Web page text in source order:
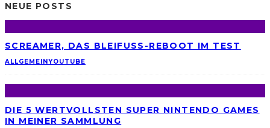
NEUE POSTS
SCREAMER, DAS BLEIFUSS-REBOOT IM TEST
ALLGEMEIN YOUTUBE
DIE 5 WERTVOLLSTEN SUPER NINTENDO GAMES
IN MEINER SAMMLUNG